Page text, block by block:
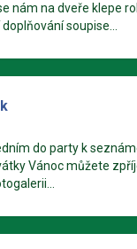
nám na dveře klepe
soupise...
do party k
Vánoc můžete